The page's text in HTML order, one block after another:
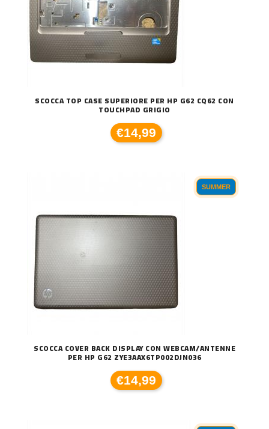
SCOCCA TOP CASE SUPERIORE PER HP G62 CQ62 CON
TOUCHPAD GRIGIO
€14,99
SUMMER
SCOCCA COVER BACK DISPLAY CON WEBCAM/ANTENNE
PER HP G62 ZYE3AAX6TP002DJN036
€14,99